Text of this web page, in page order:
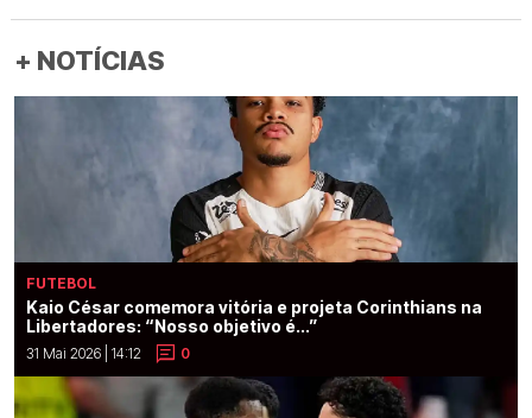
+ NOTÍCIAS
FUTEBOL
Kaio César comemora vitória e projeta Corinthians na
Libertadores: “Nosso objetivo é...”
31 Mai 2026 | 14:12 0